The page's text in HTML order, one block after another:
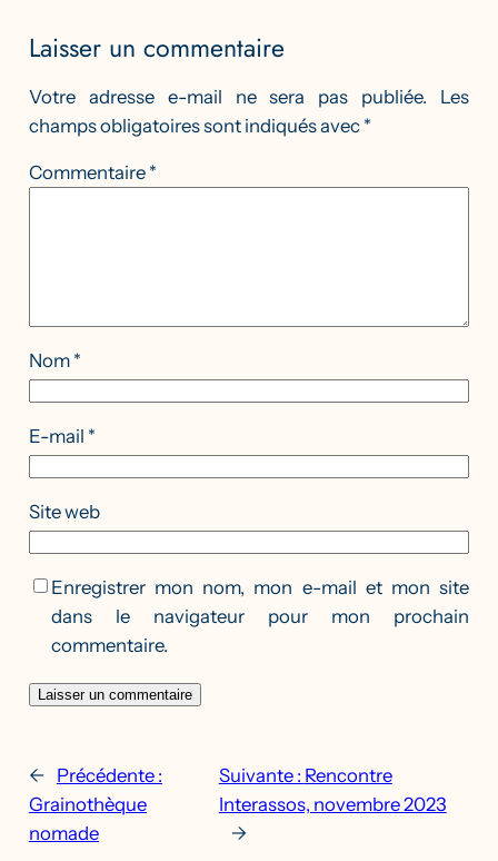
Laisser un commentaire
Votre adresse e-mail ne sera pas publiée.
Les
champs obligatoires sont indiqués avec *
Commentaire *
Nom *
E-mail *
Site web
Enregistrer mon nom, mon e-mail et mon site
dans le navigateur pour mon prochain
commentaire.
←
Précédente :
Grainothèque
nomade
Suivante : Rencontre
Interassos, novembre 2023
→